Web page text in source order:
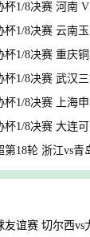
杯1/8决赛 河南
杯1/8决赛 云南
杯1/8决赛 重庆
杯1/8决赛 武汉
杯1/8决赛 上海
杯1/8决赛 大连
第18轮 浙江vs青
友谊赛 切尔西vs